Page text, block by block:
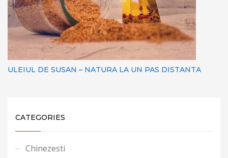
ULEIUL DE SUSAN – NATURA LA UN PAS DISTANTA
CATEGORIES
Chinezesti